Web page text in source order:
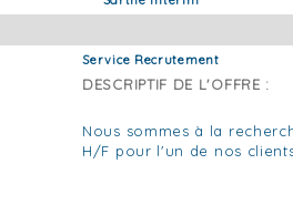
Service Recrutement
DESCRIPTIF DE L'OFFRE :
Nous sommes à la
H/F pour l'un de nos